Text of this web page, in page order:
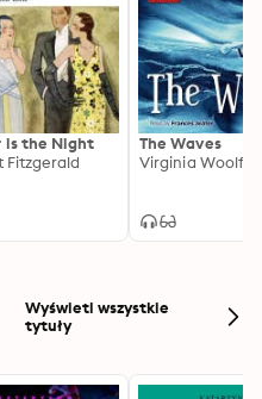
is the Night
Fitzgerald
The Waves
Virginia Woolf
Wyświetl wszystkie
tytuły